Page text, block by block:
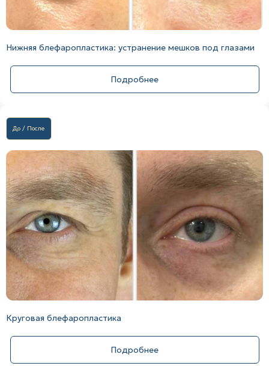
Нижняя блефаропластика: устранение мешков под глазами
Подробнее
До / После
Круговая блефаропластика
Подробнее